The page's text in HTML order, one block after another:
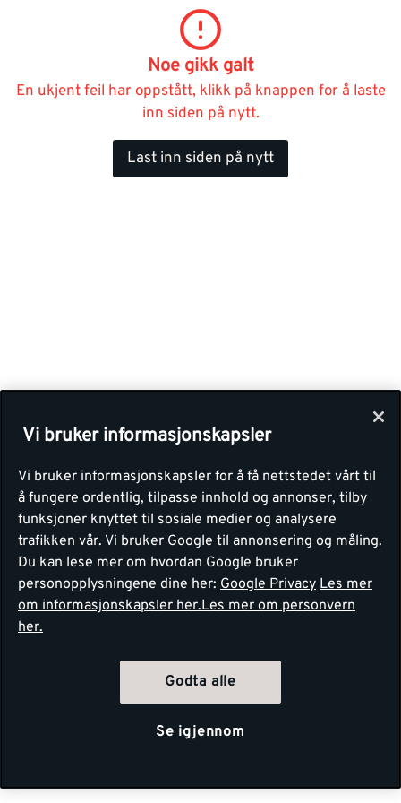
Noe gikk galt
En ukjent feil har oppstått, klikk på knappen for å laste
inn siden på nytt.
Last inn siden på nytt
Vi bruker informasjonskapsler
Vi bruker informasjonskapsler for å få nettstedet vårt til
å fungere ordentlig, tilpasse innhold og annonser, tilby
funksjoner knyttet til sosiale medier og analysere
trafikken vår. Vi bruker Google til annonsering og måling.
Du kan lese mer om hvordan Google bruker
personopplysningene dine her: Google Privacy Les mer
om informasjonskapsler her.Les mer om personvern
her.
Godta alle
Se igjennom